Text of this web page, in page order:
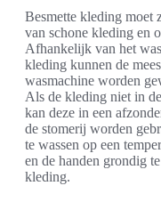
Besmette kleding moet
van schone kleding en
Afhankelijk van het
kleding kunnen de
wasmachine worden
Als de kleding niet in
kan deze in een
de stomerij worden
te wassen op een
en de handen grondig
kleding.